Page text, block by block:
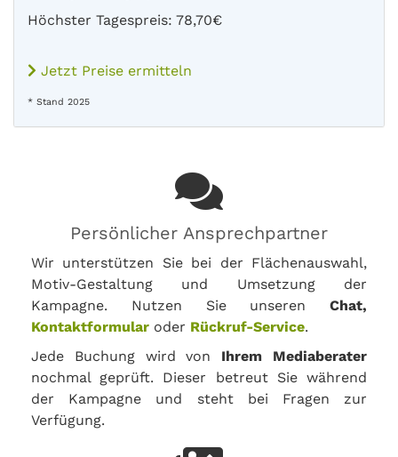
Höchster Tagespreis: 78,70€
Jetzt Preise ermitteln
* Stand 2025
Persönlicher Ansprechpartner
Wir unterstützen Sie bei der Flächenauswahl,
Motiv-Gestaltung und Umsetzung der
Kampagne. Nutzen Sie unseren Chat,
Kontaktformular oder Rückruf-Service.
Jede Buchung wird von Ihrem Mediaberater
nochmal geprüft. Dieser betreut Sie während
der Kampagne und steht bei Fragen zur
Verfügung.